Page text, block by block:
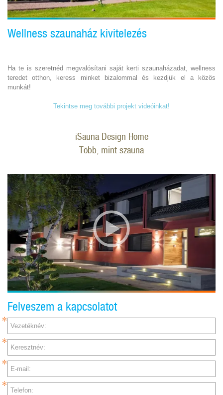
Wellness szaunaház kivitelezés
Ha te is szeretnéd megvalósítani saját kerti szaunaházadat, wellness
teredet otthon, keress minket bizalommal és kezdjük el a közös
munkát!
Tekintse meg további projekt videóinkat!
iSauna Design Home
Több, mint szauna
Felveszem a kapcsolatot
Vezetéknév:
Keresztnév:
E-mail:
Telefon: